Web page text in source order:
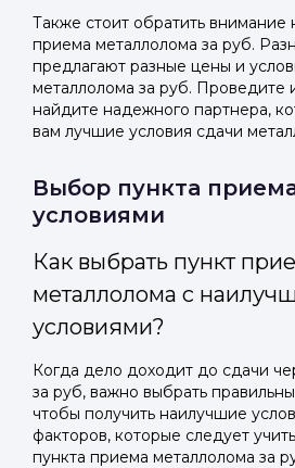
Также стоит обратить внимание
приема металлолома за руб.
предлагают разные цены и
металлолома за руб. Проведите
найдите надежного партнера,
вам лучшие условия сдачи
Выбор пункта
условиями
Как выбрать пункт
металлолома с
условиями?
Когда дело доходит до сдачи
за руб, важно выбрать
чтобы получить наилучшие
факторов, которые следует
пункта приема металлолома за